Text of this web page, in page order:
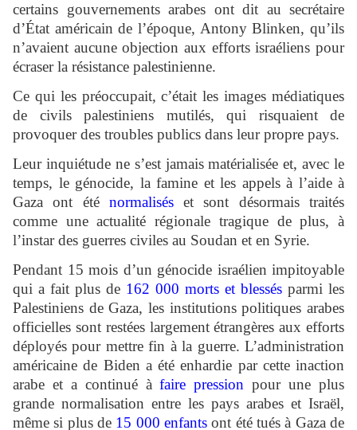
certains gouvernements arabes ont dit au secrétaire
d’État américain de l’époque, Antony Blinken, qu’ils
n’avaient aucune objection aux efforts israéliens pour
écraser la résistance palestinienne.
Ce qui les préoccupait, c’était les images médiatiques
de civils palestiniens mutilés, qui risquaient de
provoquer des troubles publics dans leur propre pays.
Leur inquiétude ne s’est jamais matérialisée et, avec le
temps, le génocide, la famine et les appels à l’aide à
Gaza ont été normaliséset sont désormais traités
comme une actualité régionale tragique de plus, à
l’instar des guerres civiles au Soudan et en Syrie.
Pendant 15 mois d’un génocide israélien impitoyable
qui a fait plus de 162 000 morts et blessés parmi les
Palestiniens de Gaza, les institutions politiques arabes
officielles sont restées largement étrangères aux efforts
déployés pour mettre fin à la guerre. L’administration
américaine de Biden a été enhardie par cette inaction
arabe et a continué àfaire pression pour une plus
grande normalisation entre les pays arabes et Israël,
même si plus de 15 000 enfants ont été tués à Gaza de